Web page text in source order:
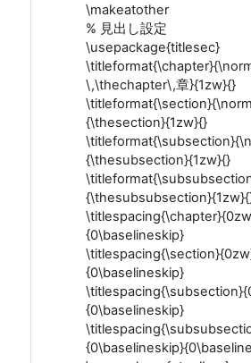
\makeatother
% 見出し設定
\usepackage{titlesec}
\,\thechapter\,章}{1zw}{}
{\thesection}{1zw}{}
{\thesubsection}{1zw}{}
{0\baselineskip}
{0\baselineskip}
{0\baselineskip}